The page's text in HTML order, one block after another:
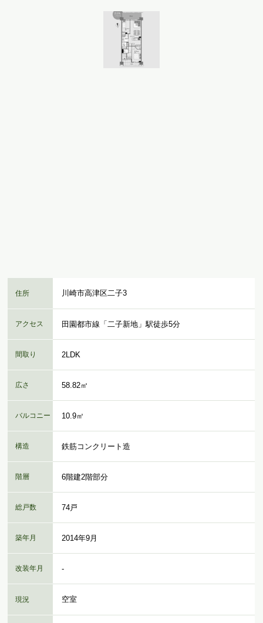
住所 川崎市高津区二子3
アクセス 田園都市線「二子新地」駅徒歩5分
間取り 2LDK
広さ 58.82㎡
バルコニー 10.9㎡
構造 鉄筋コンクリート造
階層 6階建2階部分
総戸数 74戸
築年月 2014年9月
改装年月 -
現況 空室